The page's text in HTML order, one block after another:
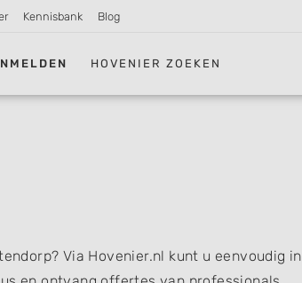
Kennisbank Blog
HOVENIER ZOEKEN
Via Hovenier.nl kunt u eenvoudig in